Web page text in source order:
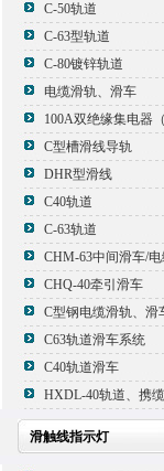
C-50轨道
C-63型轨道
C-80镀锌轨道
电缆滑轨、滑车
100A双绝缘集电器（
C型槽滑线导轨
DHR型滑线
C40轨道
C-63轨道
CHM-63中间滑车/
CHQ-40牵引滑车
C型钢电缆滑轨、滑
C63轨道滑车系统
C40轨道滑车
HXDL-40轨道、携
滑触线指示灯